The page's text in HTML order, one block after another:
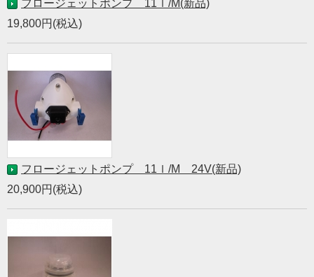
フロージェットポンプ 11ｌ/M(新品)
19,800円(税込)
フロージェットポンプ 11ｌ/M 24V(新品)
20,900円(税込)